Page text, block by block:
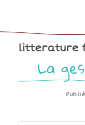
litterature
La